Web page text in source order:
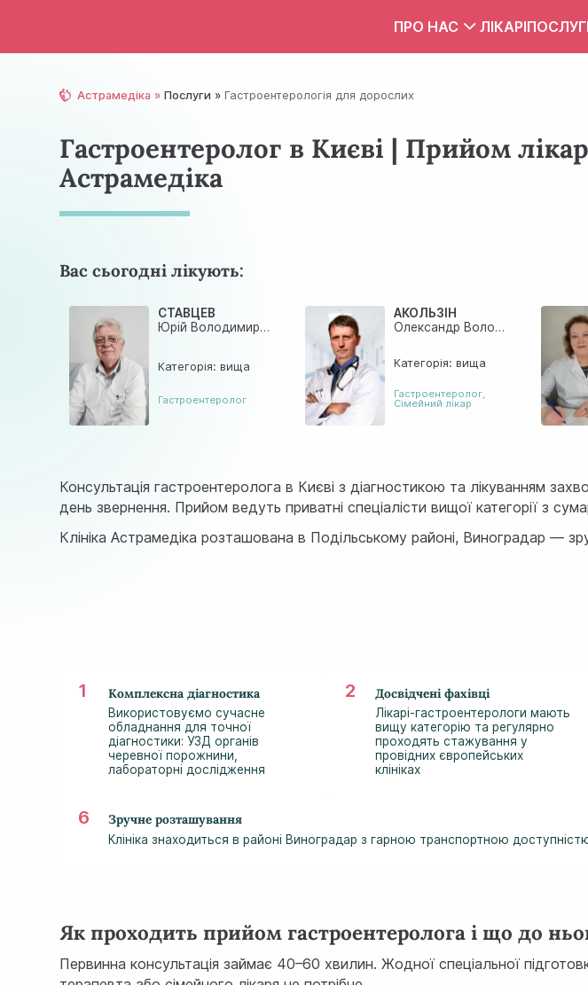
ПРО НАС
Правила внутрішнього
Зона обслуговування
ЛІКАРІ
Астрамедіка Послуги Гастроентерологія для дорослих
Гастроентеролог в Києві | Прийом
Астрамедiка
Вас сьогодні лікують:
СТАВЦЕВ
Юрій Володимирович
Категорія: вища
Гастроентеролог
АКОЛЬЗІН
Олександр Володимирович
Категорія: вища
Гастроентеролог,
Сімейний лікар
Консультація гастроентеролога в Києві з діагностикою та лікуванням
день звернення. Прийом ведуть приватні спеціалісти вищої категорії з
Клініка Астрамедіка розташована в Подільському районі, Виноградар —
Комплексна діагностика
Використовуємо сучасне
обладнання для точної
діагностики: УЗД органів
черевної порожнини,
лабораторні дослідження
Досвідчені фахівці
Лікарі-гастроентерологи мають
вищу категорію та регулярно
проходять стажування у
провідних європейських
клініках
Зручне розташування
Клініка знаходиться в районі Виноградар з гарною транспортною
Як проходить прийом гастроентеролога і що до
Первинна консультація займає 40–60 хвилин. Жодної спеціальної